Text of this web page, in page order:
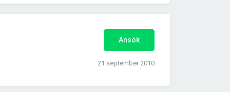
Ansök
21 september 2010